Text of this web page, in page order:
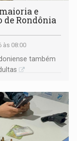
e
de Rondônia
às 08:00
também